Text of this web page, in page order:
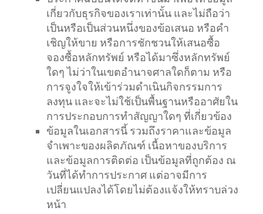
เกี่ยวกับธุรกิจของเราเท่านั้น และไม่ถือว่า
เป็นหรือเป็นส่วนหนึ่งของข้อเสนอ หรือคำ
เชิญให้ขาย หรือการชักชวนให้เสนอซื้อ
จองซื้อหลักทรัพย์ หรือได้มาซึ่งหลักทรัพย์
ใดๆ ไม่ว่าในเขตอำนาจศาลใดก็ตาม หรือ
การจูงใจให้เข้าร่วมดำเนินกิจกรรมการ
ลงทุน และจะไม่ใช้เป็นพื้นฐานหรืออาศัยใน
การประกอบการทำสัญญาใดๆ ที่เกี่ยวข้อง
ข้อมูลในเอกสารนี้ รวมถึงราคาและข้อมูล
จำเพาะของผลิตภัณฑ์ เนื้อหาของบริการ
และข้อมูลการติดต่อ เป็นข้อมูลที่ถูกต้อง ณ
วันที่ได้ทำการประกาศ แต่อาจมีการ
เปลี่ยนแปลงได้โดยไม่ต้องแจ้งให้ทราบล่วง
หน้า